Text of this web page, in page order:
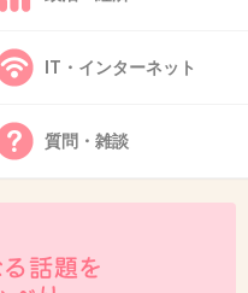
IT・インターネット
質問・雑談